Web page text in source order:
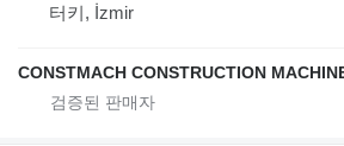
터키, İzmir
CONSTMACH CONSTRUCTION